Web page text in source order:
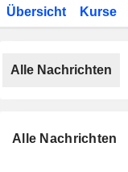
Übersicht Kurse
Alle Nachrichten
Alle Nachrichten